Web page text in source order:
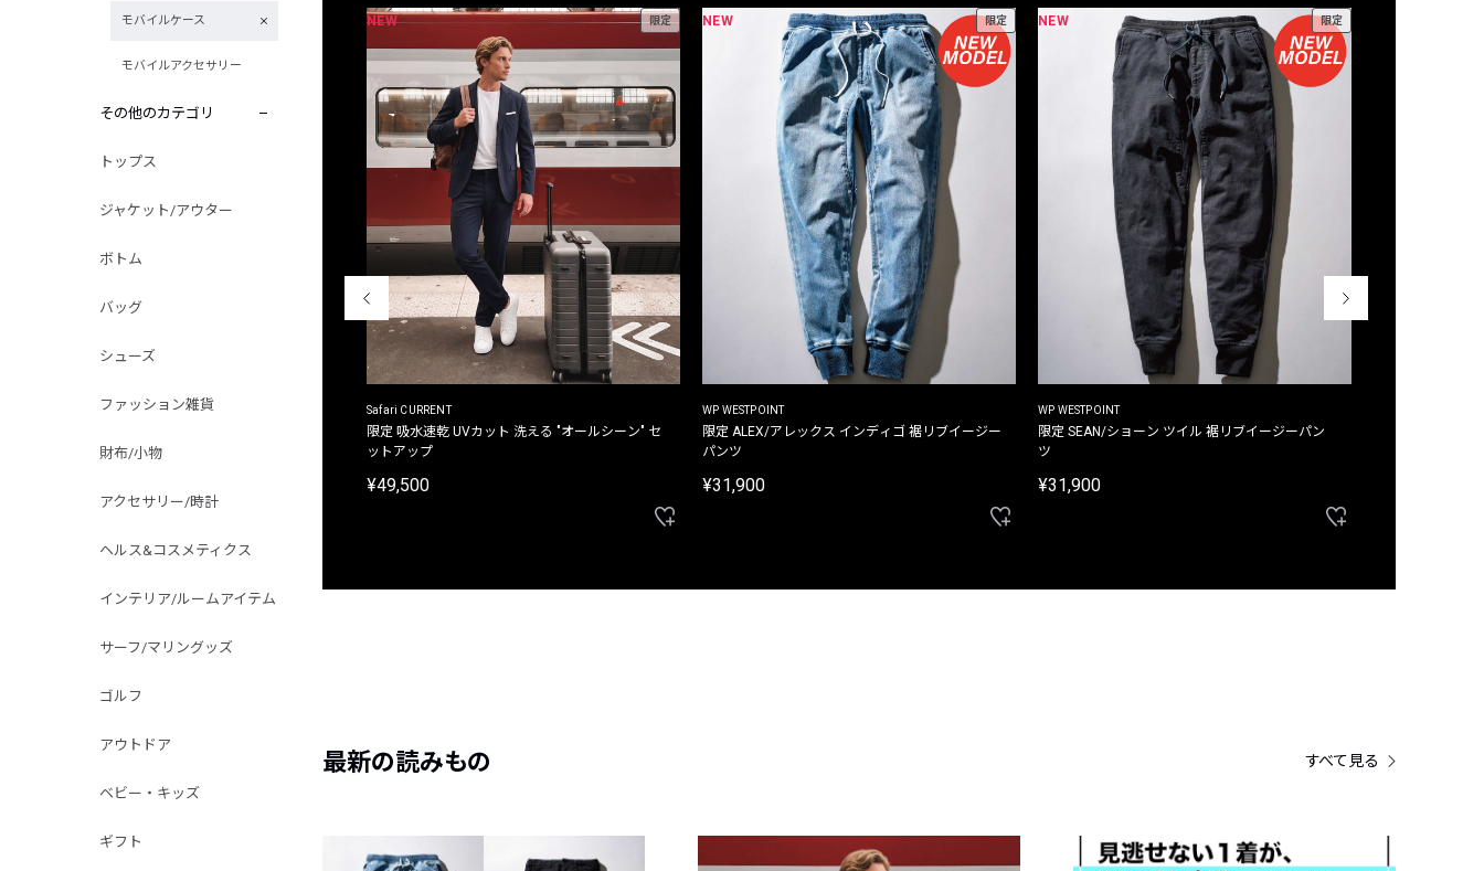
モバイルケース
モバイルアクセサリー
その他のカテゴリ
トップス
ジャケット/アウター
ボトム
バッグ
シューズ
ファッション雑貨
財布/小物
アクセサリー/時計
ヘルス&コスメティクス
インテリア/ルームアイテム
サーフ/マリングッズ
ゴルフ
アウトドア
ベビー・キッズ
ギフト
NEW 限定
Safari CURRENT
限定 吸水速乾 UVカット 洗える "オールシーン" セ
ットアップ
¥49,500
NEW 限定
WP WESTPOINT
限定 ALEX/アレックス インディゴ 裾リブイージー
パンツ
¥31,900
NEW 限定
WP WESTPOINT
限定 SEAN/ショーン ツイル 裾リブイージーパン
ツ
¥31,900
最新の読みもの すべて見る